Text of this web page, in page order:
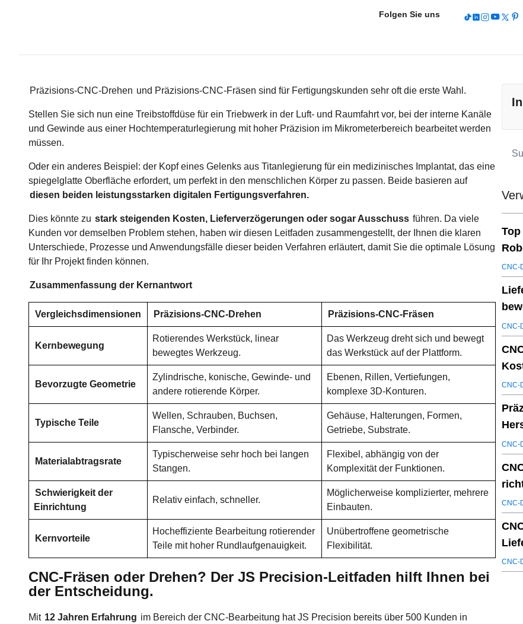
Folgen Sie uns
Präzisions-CNC-Drehen und Präzisions-CNC-Fräsen sind für Fertigungskunden sehr oft die erste Wahl.
Stellen Sie sich nun eine Treibstoffdüse für ein Triebwerk in der Luft- und Raumfahrt vor, bei der interne Kanäle
und Gewinde aus einer Hochtemperaturlegierung mit hoher Präzision im Mikrometerbereich bearbeitet werden
müssen.
Oder ein anderes Beispiel: der Kopf eines Gelenks aus Titanlegierung für ein medizinisches Implantat, das eine
spiegelglatte Oberfläche erfordert, um perfekt in den menschlichen Körper zu passen. Beide basieren auf
diesen beiden leistungsstarken digitalen Fertigungsverfahren.
Dies könnte zu stark steigenden Kosten, Lieferverzögerungen oder sogar Ausschuss führen. Da viele
Kunden vor demselben Problem stehen, haben wir diesen Leitfaden zusammengestellt, der Ihnen die klaren
Unterschiede, Prozesse und Anwendungsfälle dieser beiden Verfahren erläutert, damit Sie die optimale Lösung
für Ihr Projekt finden können.
Zusammenfassung der Kernantwort
Vergleichsdimensionen Präzisions-CNC-Drehen Präzisions-CNC-Fräsen
Kernbewegung
Rotierendes Werkstück, linear
bewegtes Werkzeug.
Das Werkzeug dreht sich und bewegt
das Werkstück auf der Plattform.
Bevorzugte Geometrie
Zylindrische, konische, Gewinde- und
andere rotierende Körper.
Ebenen, Rillen, Vertiefungen,
komplexe 3D-Konturen.
Typische Teile
Wellen, Schrauben, Buchsen,
Flansche, Verbinder.
Gehäuse, Halterungen, Formen,
Getriebe, Substrate.
Materialabtragsrate
Typischerweise sehr hoch bei langen
Stangen.
Flexibel, abhängig von der
Komplexität der Funktionen.
Schwierigkeit der
Einrichtung
Relativ einfach, schneller.
Möglicherweise komplizierter, mehrere
Einbauten.
Kernvorteile
Hocheffiziente Bearbeitung rotierender
Teile mit hoher Rundlaufgenauigkeit.
Unübertroffene geometrische
Flexibilität.
CNC-Fräsen oder Drehen? Der JS Precision-Leitfaden hilft Ihnen bei
der Entscheidung.
Mit 12 Jahren Erfahrung im Bereich der CNC-Bearbeitung hat JS Precision bereits über 500 Kunden in
CNC-
CNC-
CNC-
CNC-
CNC-
CNC-